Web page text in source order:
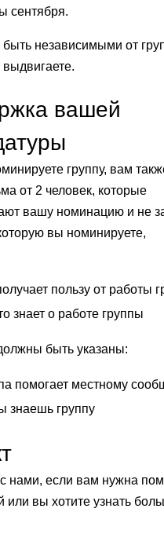
сентября.
независимыми от
вашей
группу, вам
от 2 человек, которые
вашу номинацию и не
вы номинируете,
пользу от работы
знает о работе группы
быть указаны:
помогает местному
знаешь группу
нами, если вам нужна
или вы хотите узнать